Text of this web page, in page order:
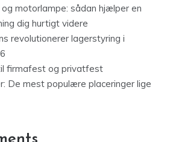
motorlampe: sådan hjælper en
dig hurtigt videre
revolutionerer lagerstyring i
firmafest og privatfest
De mest populære placeringer lige